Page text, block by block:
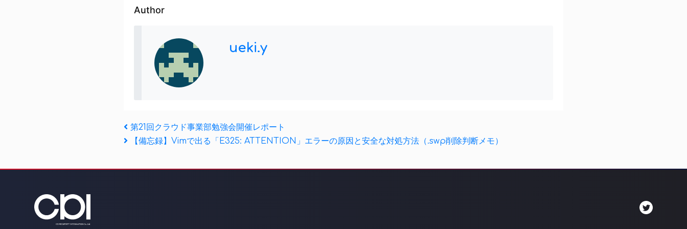
Author
ueki.y
投
稿
ナ
Previous
Post
第21回クラウド事業部勉強会開催レポート
Next
【備忘録】Vimで出る「E325: ATTENTION」エラーの原因と安全な対処方法（.swp削除判断メモ）